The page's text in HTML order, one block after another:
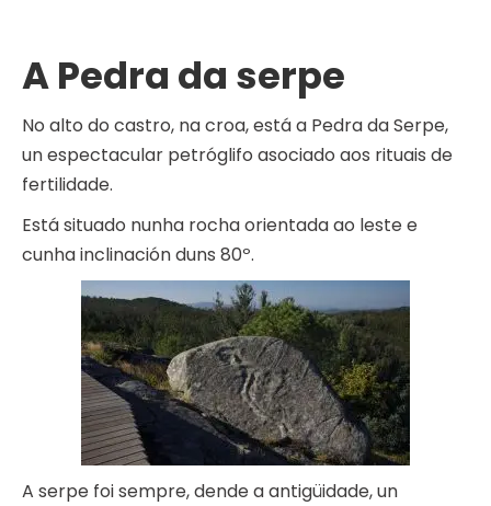
A Pedra da serpe
No alto do castro, na croa, está a Pedra da Serpe,
un espectacular petróglifo asociado aos rituais de
fertilidade.
Está situado nunha rocha orientada ao leste e
cunha inclinación duns 80º.
A serpe foi sempre, dende a antigüidade, un